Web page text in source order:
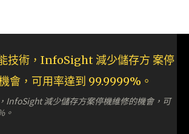
InfoSight 減少儲存方案停機維修的機會，可
。